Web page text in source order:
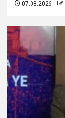
07.08.2026